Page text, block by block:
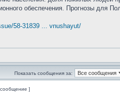
обеспечения. Прогнозы для
58-31839 ... vnushayut/
Показать сообщения за:
]